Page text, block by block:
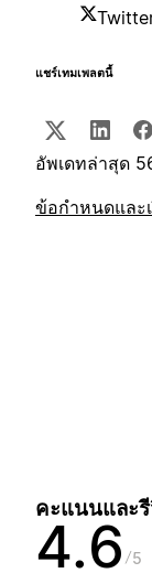
แชร์เทมเพลตนี้
อัพเดทล่าสุด
ข้อกำหนดและ
คะแนนและ
4.6 5